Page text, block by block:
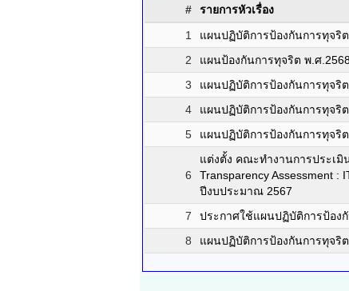
# รายการหัวเรื่อง
1
แผนปฏิบัติการป้องกันการทุจริ
2
แผนป้องกันการทุจริต พ.ศ
3
แผนปฏิบัติการป้องกันการทุจริ
4
แผนปฏิบัติการป้องกันการทุจริ
5
แผนปฏิบัติการป้องกันการทุจริ
6
แต่งตั้ง คณะทำงานการประเ
Transparency Assessment
ปีงบประมาณ 2567
7 ประกาศใช้แผนปฏิบัติการป้อง
8
แผนปฏิบัติการป้องกันการทุจริ